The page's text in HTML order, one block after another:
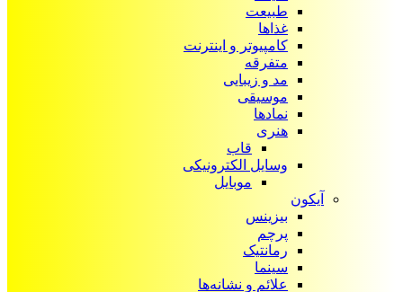
طبیعت
غذاها
کامپیوتر و اینترنت
متفرقه
مد و زیبایی
موسیقی
نمادها
هنری
قاب
وسایل الکترونیکی
موبایل
آیکون‌
بیزینس
پرچم
رمانتیک
سینما
علائم و نشانه‌ها